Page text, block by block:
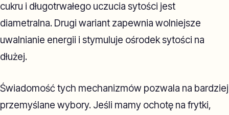
cukru i długotrwałego uczucia sytości jest
diametralna. Drugi wariant zapewnia wolniejsze
uwalnianie energii i stymuluje ośrodek sytości na
dłużej.
Świadomość tych mechanizmów pozwala na bardziej
przemyślane wybory. Jeśli mamy ochotę na frytki,